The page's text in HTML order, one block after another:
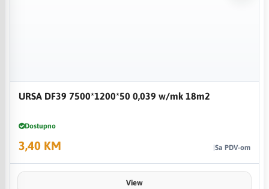
URSA DF39 7500*1200*50 0,039 w/mk 18m2
Dostupno
3,40 KM Sa PDV-om
View